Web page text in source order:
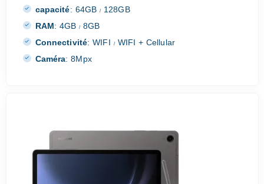
capacité: 64GB/ 128GB
RAM: 4GB/ 8GB
Connectivité: WIFI /WIFI + Cellular
Caméra: 8Mpx